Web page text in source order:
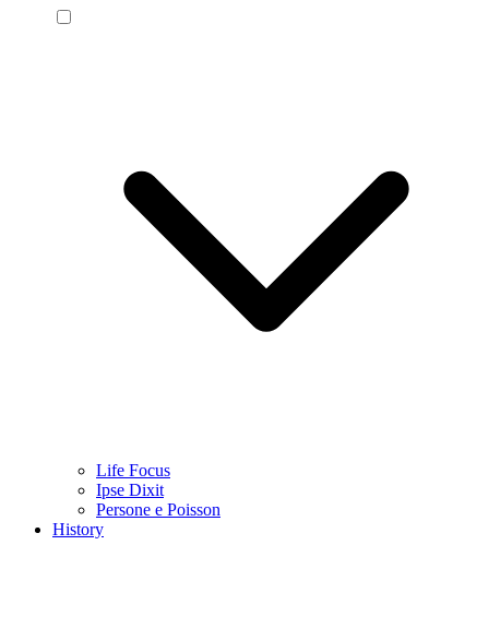
Life Focus
Ipse Dixit
Persone e Poisson
History